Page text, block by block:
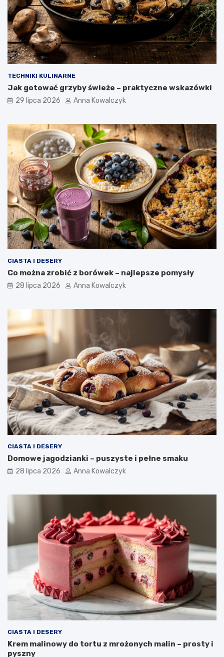
TECHNIKI KULINARNE
Jak gotować grzyby świeże – praktyczne wskazówki
29 lipca 2026 Anna Kowalczyk
CIASTA I DESERY
Co można zrobić z borówek – najlepsze pomysły
28 lipca 2026 Anna Kowalczyk
CIASTA I DESERY
Domowe jagodzianki – puszyste i pełne smaku
28 lipca 2026 Anna Kowalczyk
CIASTA I DESERY
Krem malinowy do tortu z mrożonych malin – prosty i
pyszny